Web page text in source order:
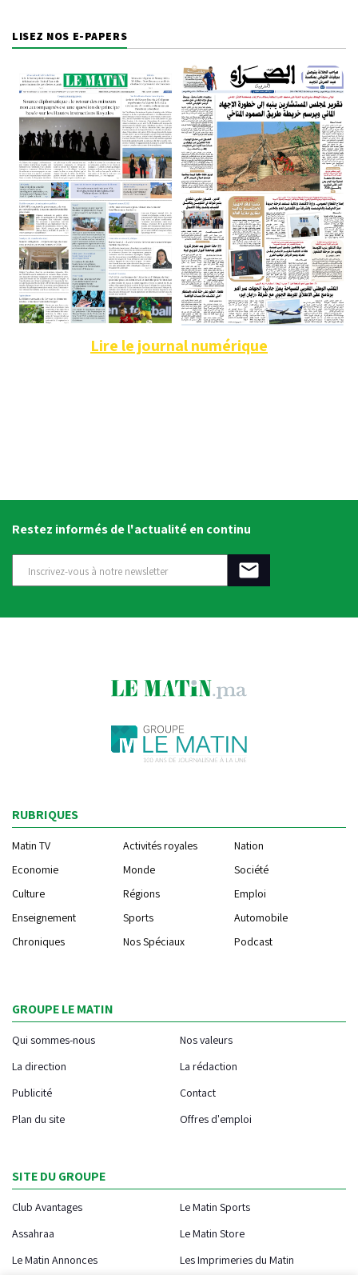
LISEZ NOS E-PAPERS
Lire le journal numérique
Restez informés de l'actualité en continu
RUBRIQUES
Matin TV Activités royales
Nation
Economie
Monde
Société
Culture
Régions
Emploi
Enseignement
Sports
Automobile
Chroniques
Nos Spéciaux Podcast
GROUPE LE MATIN
Qui sommes-nous
Nos valeurs
La direction
La rédaction
Publicité
Contact
Plan du site
Offres d'emploi
SITE DU GROUPE
Club Avantages
Le Matin Sports
Assahraa
Le Matin Store
Le Matin Annonces
Les Imprimeries du Matin